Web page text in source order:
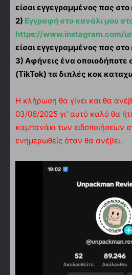
είσαι εγγεγραμμένος πας
2) Εγγραφή στο κανάλι μου
https://www.instagram.com/
είσαι εγγεγραμμένος πας
3) Αφήνεις ένα οποιοδήποτε
(TikTok) τα διπλές κοκ
Η κλήρωση θα γίνει και θα
03/06/2025 γι’ αυτό καλό θα
καμπανάκι των ειδοποιήσεων
ενημερωθείς όταν θα ανέβει.